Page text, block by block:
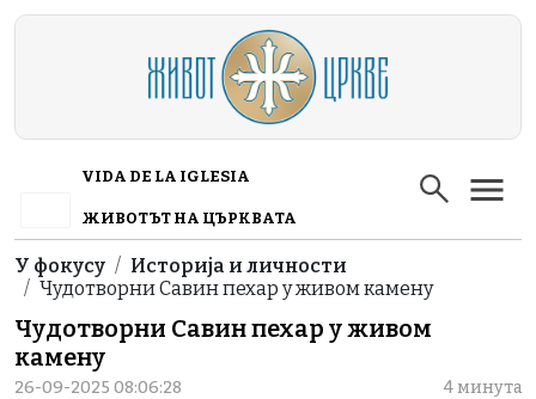
Skip to main content
VIDA DE LA IGLESIA
ЖИВОТЪТ НА ЦЪРКВАТА
Breadcrumb
У фокусу
Историја и личности
Чудотворни Савин пехар у живом камену
Чудотворни Савин пехар у живом
камену
26-09-2025 08:06:28 4 минута